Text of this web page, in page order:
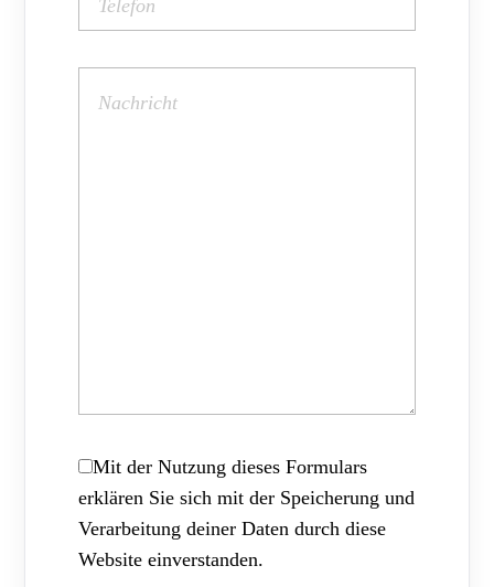
Mit der Nutzung dieses Formulars
erklären Sie sich mit der Speicherung und
Verarbeitung deiner Daten durch diese
Website einverstanden.